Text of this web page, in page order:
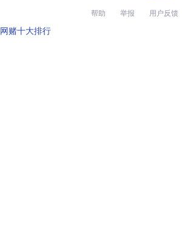
帮助 举报 用户反馈
网赌十大排行